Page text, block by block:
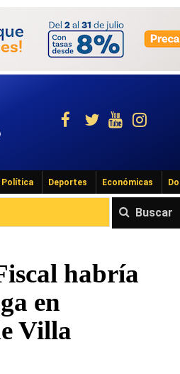
Política Deportes Económicas
Buscar
habría
en
Villa